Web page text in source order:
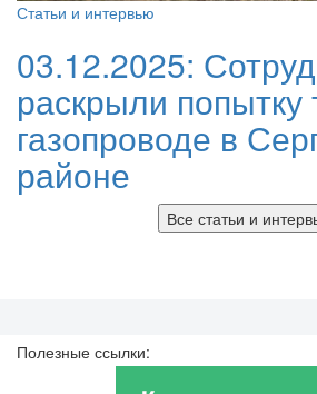
Статьи и интервью
03.12.2025:
раскрыли попытку
газопроводе в
районе
Все статьи и
Полезные ссылки: